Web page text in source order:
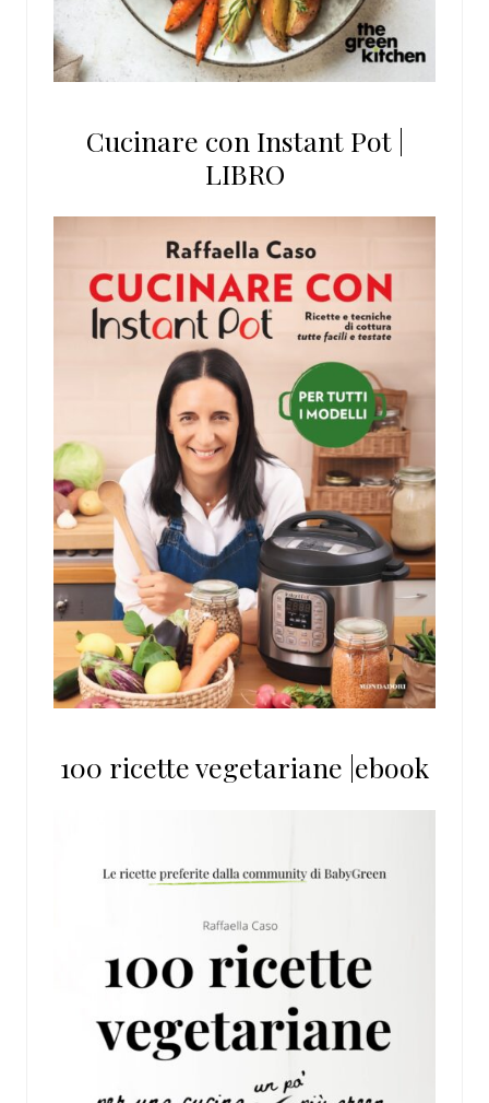
Cucinare con Instant Pot |
LIBRO
100 ricette vegetariane |ebook